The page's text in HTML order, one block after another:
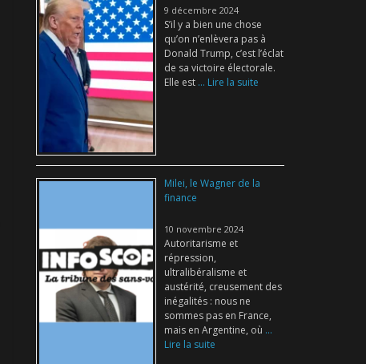
9 décembre 2024
S’il y a bien une chose
qu’on n’enlèvera pas à
Donald Trump, c’est l’éclat
de sa victoire électorale.
Elle est ... Lire la suite
Milei, le Wagner de la
finance
10 novembre 2024
Autoritarisme et
répression,
ultralibéralisme et
austérité, creusement des
inégalités : nous ne
sommes pas en France,
mais en Argentine, où ...
Lire la suite